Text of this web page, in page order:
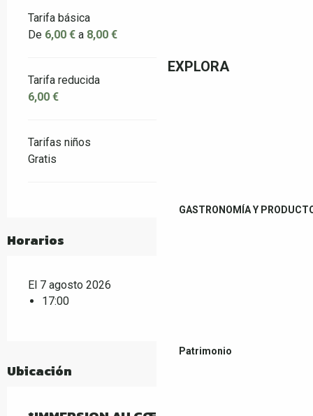
EXPLORA
GASTRONOMÍA Y
Patrimonio
Tarifa básica
De 6,00 € a 8,00 €
Tarifa reducida
6,00 €
Tarifas niños
Gratis
Horarios
El 7 agosto 2026
17:00
Ubicación